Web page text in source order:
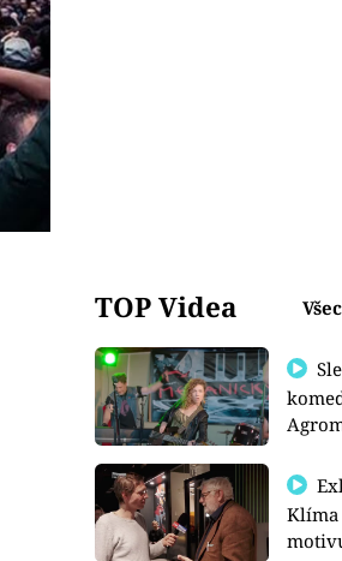
TOP Videa
Sledujte
Exkluzivně: Josef